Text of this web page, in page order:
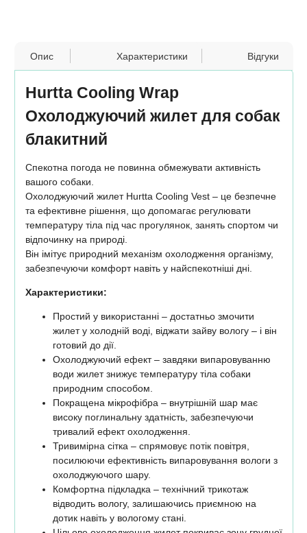
Опис Характеристики Відгуки
Hurtta Cooling Wrap
Охолоджуючий жилет для собак
блакитний
Спекотна погода не повинна обмежувати активність
вашого собаки.
Охолоджуючий жилет Hurtta Cooling Vest – це безпечне
та ефективне рішення, що допомагає регулювати
температуру тіла під час прогулянок, занять спортом чи
відпочинку на природі.
Він імітує природний механізм охолодження організму,
забезпечуючи комфорт навіть у найспекотніші дні.
Характеристики:
Простий у використанні – достатньо змочити
жилет у холодній воді, віджати зайву вологу – і він
готовий до дії.
Охолоджуючий ефект – завдяки випаровуванню
води жилет знижує температуру тіла собаки
природним способом.
Покращена мікрофібра – внутрішній шар має
високу поглинальну здатність, забезпечуючи
тривалий ефект охолодження.
Тривимірна сітка – спрямовує потік повітря,
посилюючи ефективність випаровування вологи з
охолоджуючого шару.
Комфортна підкладка – технічний трикотаж
відводить вологу, залишаючись приємною на
дотик навіть у вологому стані.